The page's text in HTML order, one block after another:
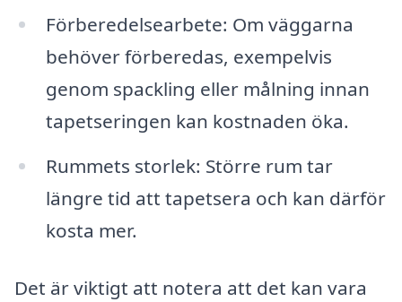
Förberedelsearbete: Om väggarna
behöver förberedas, exempelvis
genom spackling eller målning innan
tapetseringen kan kostnaden öka.
Rummets storlek: Större rum tar
längre tid att tapetsera och kan därför
kosta mer.
Det är viktigt att notera att det kan vara